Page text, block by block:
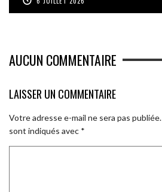
AUCUN COMMENTAIRE
LAISSER UN COMMENTAIRE
Votre adresse e-mail ne sera pas publiée.
sont indiqués avec *